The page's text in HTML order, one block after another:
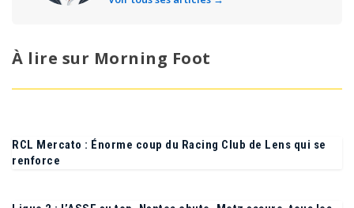
Voir tous ses articles →
À lire sur Morning Foot
RCL Mercato : Énorme coup du Racing Club de Lens qui se